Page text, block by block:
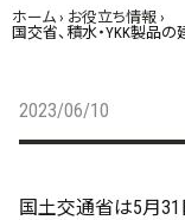
ホーム › お役立ち情報 ›
国交省、積水・YKK製品
2023/06/10
国土交通省は5月31